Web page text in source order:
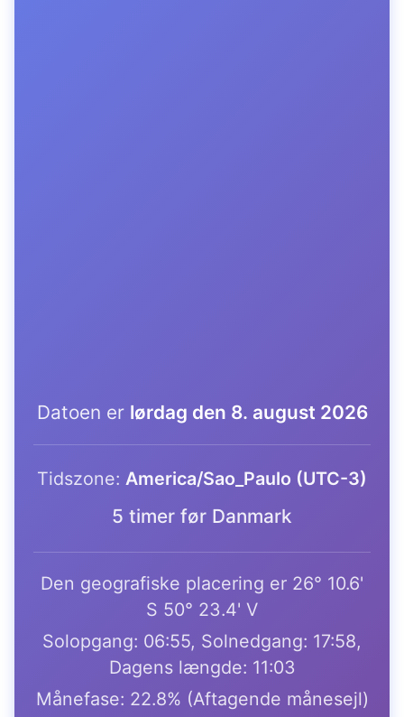
Datoen er lørdag den 8. august 2026
Tidszone: America/Sao_Paulo (UTC-3)
5 timer før Danmark
Den geografiske placering er 26° 10.6'
S 50° 23.4' V
Solopgang: 06:55, Solnedgang: 17:58,
Dagens længde: 11:03
Månefase: 22.8% (Aftagende månesejl)